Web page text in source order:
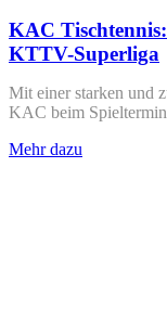
KAC
KTTV-Superliga
Mit einer starken und
KAC beim
Mehr dazu